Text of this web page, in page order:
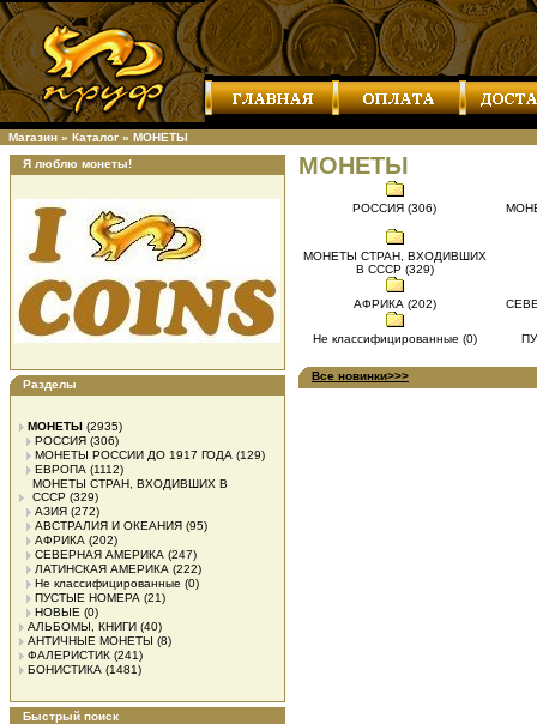
Магазин » Каталог » МОНЕТЫ
Я люблю монеты!
Разделы
МОНЕТЫ (2935)
РОССИЯ (306)
МОНЕТЫ РОССИИ ДО 1917 ГОДА (129)
ЕВРОПА (1112)
МОНЕТЫ СТРАН, ВХОДИВШИХ В
СССР (329)
АЗИЯ (272)
АВСТРАЛИЯ И ОКЕАНИЯ (95)
АФРИКА (202)
СЕВЕРНАЯ АМЕРИКА (247)
ЛАТИНСКАЯ АМЕРИКА (222)
Не классифицированные (0)
ПУСТЫЕ НОМЕРА (21)
НОВЫЕ (0)
АЛЬБОМЫ, КНИГИ (40)
АНТИЧНЫЕ МОНЕТЫ (8)
ФАЛЕРИСТИК (241)
БОНИСТИКА (1481)
Быстрый поиск
МОНЕТЫ
РОССИЯ (306)
МОНЕТЫ СТРАН, ВХОДИВШИХ
В СССР (329)
АФРИКА (202)
Не классифицированные (0)
Все новинки>>>